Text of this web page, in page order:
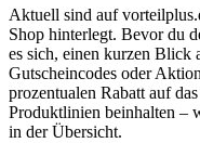
Aktuell sind auf
Shop hinterlegt. Bevor du
es sich, einen kurzen Blick
Gutscheincodes oder
prozentualen Rabatt auf
Produktlinien beinhalten –
in der Übersicht.